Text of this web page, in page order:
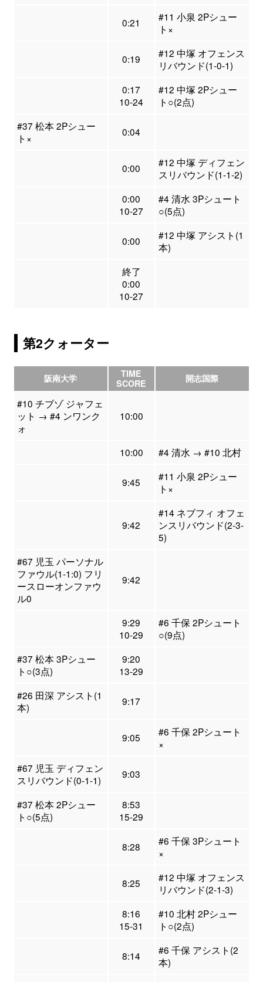
0:21
#11 小泉 2Pシュー
ト×
0:19
#12 中塚 オフェンス
リバウンド(1-0-1)
0:17
10-24
#12 中塚 2Pシュー
ト○(2点)
#37 松本 2Pシュー
ト×
0:04
0:00
#12 中塚 ディフェン
スリバウンド(1-1-2)
0:00
10-27
#4 清水 3Pシュート
○(5点)
0:00
#12 中塚 アシスト(1
本)
終了
0:00
10-27
第2クォーター
阪南大学
TIME
SCORE
開志国際
#10 チブゾ ジャフェ
ット → #4 ンワンク
ォ
10:00
10:00 #4 清水 → #10 北村
9:45
#11 小泉 2Pシュー
ト×
9:42
#14 ネブフィ オフェ
ンスリバウンド(2-3-
5)
#67 児玉 パーソナル
ファウル(1-1:0) フリ
ースローオンファウ
ル0
9:42
9:29
10-29
#6 千保 2Pシュート
○(9点)
#37 松本 3Pシュー
ト○(3点)
9:20
13-29
#26 田深 アシスト(1
本)
9:17
9:05
#6 千保 2Pシュート
×
#67 児玉 ディフェン
スリバウンド(0-1-1)
9:03
#37 松本 2Pシュー
ト○(5点)
8:53
15-29
8:28
#6 千保 3Pシュート
×
8:25
#12 中塚 オフェンス
リバウンド(2-1-3)
8:16
15-31
#10 北村 2Pシュー
ト○(2点)
8:14
#6 千保 アシスト(2
本)